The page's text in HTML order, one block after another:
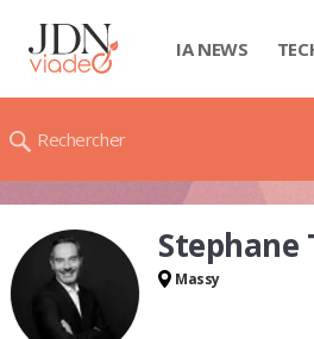
IA NEWS
Rechercher
Stephane
Massy